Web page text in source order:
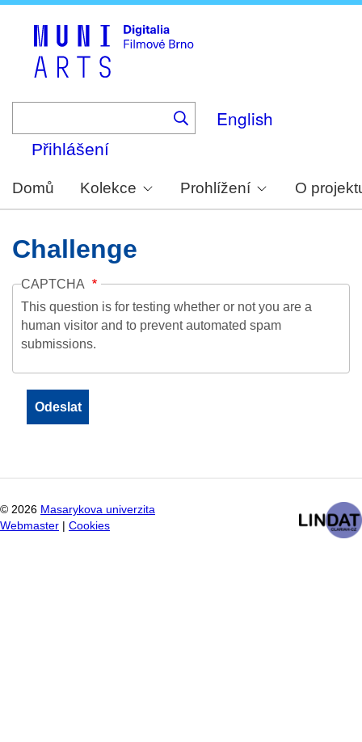
English
Přihlášení
Domů Kolekce Prohlížení O
Challenge
CAPTCHA
This question is for testing whether or not you are a
human visitor and to prevent automated spam
submissions.
© 2026 Masarykova univerzita
Webmaster
Cookies